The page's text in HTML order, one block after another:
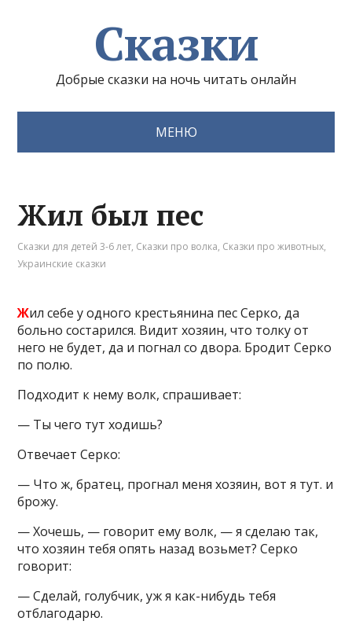
Сказки
Добрые сказки на ночь читать онлайн
МЕНЮ
Жил был пес
Сказки для детей 3-6 лет, Сказки про волка, Сказки про животных,
Украинские сказки
Жил себе у одного крестьянина пес Серко, да
больно состарился. Видит хозяин, что толку от
него не будет, да и погнал со двора. Бродит Серко
по полю.
Подходит к нему волк, спрашивает:
— Ты чего тут ходишь?
Отвечает Серко:
— Что ж, братец, прогнал меня хозяин, вот я тут. и
брожу.
— Хочешь, — говорит ему волк, — я сделаю так,
что хозяин тебя опять назад возьмет? Серко
говорит:
— Сделай, голубчик, уж я как-нибудь тебя
отблагодарю.